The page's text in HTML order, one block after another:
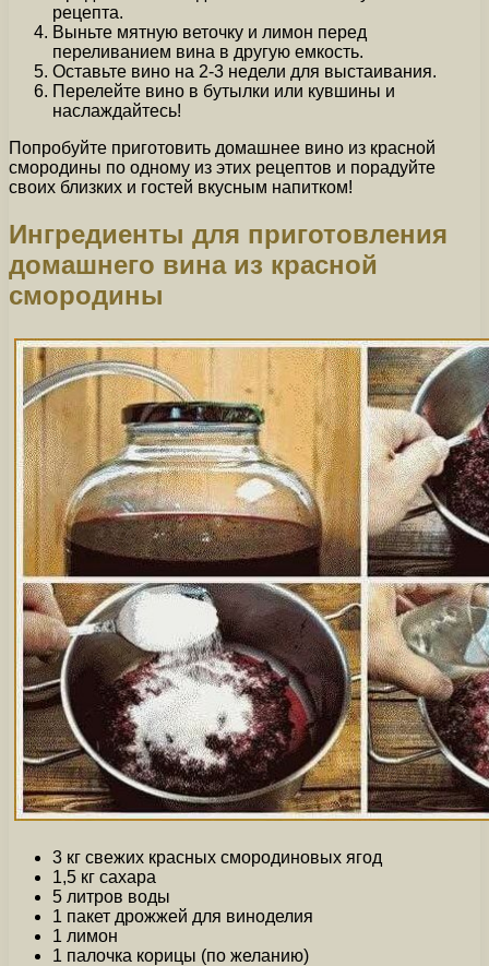
рецепта.
Выньте мятную веточку и лимон перед
переливанием вина в другую емкость.
Оставьте вино на 2-3 недели для выстаивания.
Перелейте вино в бутылки или кувшины и
наслаждайтесь!
Попробуйте приготовить домашнее вино из красной
смородины по одному из этих рецептов и порадуйте
своих близких и гостей вкусным напитком!
Ингредиенты для приготовления
домашнего вина из красной
смородины
3 кг свежих красных смородиновых ягод
1,5 кг сахара
5 литров воды
1 пакет дрожжей для виноделия
1 лимон
1 палочка корицы (по желанию)